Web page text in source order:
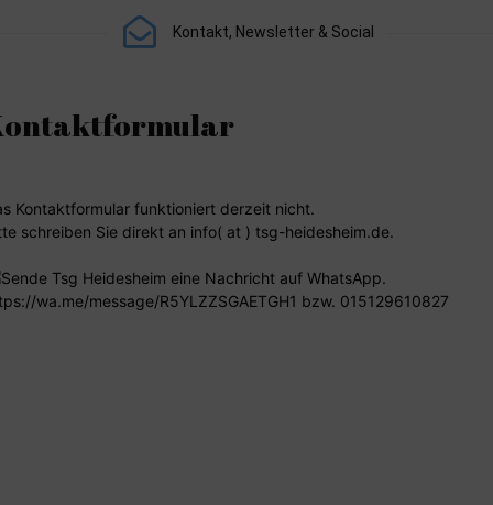
Kontakt, Newsletter & Social
Kontaktformular funktioniert derzeit nicht.
schreiben Sie direkt an info( at ) tsg-heidesheim.de.